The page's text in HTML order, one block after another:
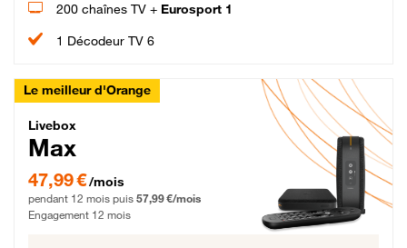
200 chaînes TV + Eurosport 1
1 Décodeur TV 6
Le meilleur d'Orange
Livebox Max Fibre
Livebox
Max
47,99 € par mois pendant 12 mois puis 57,99 € par mois, Engagement 12 mois
47,99 €/mois
pendant 12 mois puis 57,99 €/mois
Engagement 12 mois